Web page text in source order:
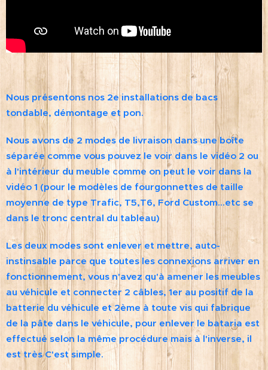
Nous présentons nos 2e installations de bacs
tondable, démontage et pon.
Nous avons de 2 modes de livraison dans une boîte
séparée comme vous pouvez le voir dans le vidéo 2 ou
à l'intérieur du meuble comme on peut le voir dans la
vidéo 1 (pour le modèles de fourgonnettes de taille
moyenne de type Trafic, T5,T6, Ford Custom...etc se
dans le tronc central du tableau)
Les deux modes sont enlever et mettre, auto-
instinsable parce que toutes les connexions arriver en
fonctionnement, vous n'avez qu'à amener les meubles
au véhicule et connecter 2 câbles, 1er au positif de la
batterie du véhicule et 2ème à toute vis qui fabrique
de la pâte dans le véhicule, pour enlever le bataria est
effectué selon la même procédure mais à l'inverse, il
est très C'est simple.